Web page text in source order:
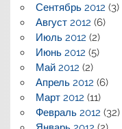
Сентябрь 2012 (3)
Август 2012 (6)
Июль 2012 (2)
Июнь 2012 (5)
Май 2012 (2)
Апрель 2012 (6)
Март 2012 (11)
Февраль 2012 (32)